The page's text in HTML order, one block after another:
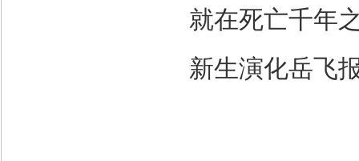
就在死亡千年
新生演化岳飞